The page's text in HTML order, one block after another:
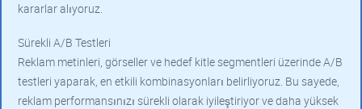
kararlar alıyoruz.
Sürekli A/B Testleri
Reklam metinleri, görseller ve hedef kitle segmentleri üzerinde A/B
testleri yaparak, en etkili kombinasyonları belirliyoruz. Bu sayede,
reklam performansınızı sürekli olarak iyileştiriyor ve daha yüksek